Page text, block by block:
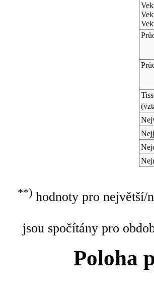
**)hodnoty pro největší/
jsou spočítány pro
Poloha